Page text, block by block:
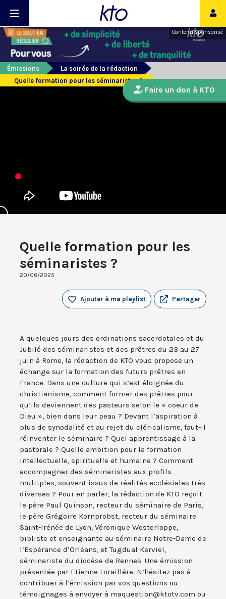
Contenu sponsorisé
Émissions
La soirée de la rédaction
Quelle formation pour les séminaristes ?
Quelle formation pour les
séminaristes ?
20/06/2025
Partager
Ajouter à ma playlist
A quelques jours des ordinations sacerdotales et du
Jubilé des séminaristes et des prêtres du 23 au 27
juin à Rome, la rédaction de KTO vous propose un
échange sur la formation des futurs prêtres en
France. Dans une culture qui s’est éloignée du
christianisme, comment former des prêtres pour
qu’ils deviennent des pasteurs selon le « coeur de
Dieu », bien dans leur peau ? Devant l’aspiration à
plus de synodalité et au rejet du cléricalisme, faut-il
réinventer le séminaire ? Quel apprentissage à la
pastorale ? Quelle ambition pour la formation
intellectuelle, spirituelle et humaine ? Comment
accompagner des séminaristes aux profils
multiples, souvent issus de réalités ecclésiales très
diverses ? Pour en parler, la rédaction de KTO reçoit
le père Paul Quinson, recteur du séminaire de Paris,
le père Grégoire Kornprobst, recteur du séminaire
Saint-Irénée de Lyon, Véronique Westerloppe,
bibliste et enseignante au séminaire Notre-Dame de
l’Espérance d’Orléans, et Tugdual Kerviel,
séminariste du diocèse de Rennes. Une émission
présentée par Etienne Loraillère. N’hésitez pas à
contribuer à l’émission par vos questions ou
témoignages à envoyer à maquestion@ktotv.com ou
Faire un don à KTO